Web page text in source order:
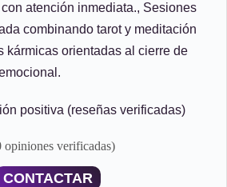
atención inmediata., Sesiones
combinando tarot y meditación
kármicas orientadas al cierre de
positiva (reseñas verificadas)
opiniones verificadas)
CONTACTAR